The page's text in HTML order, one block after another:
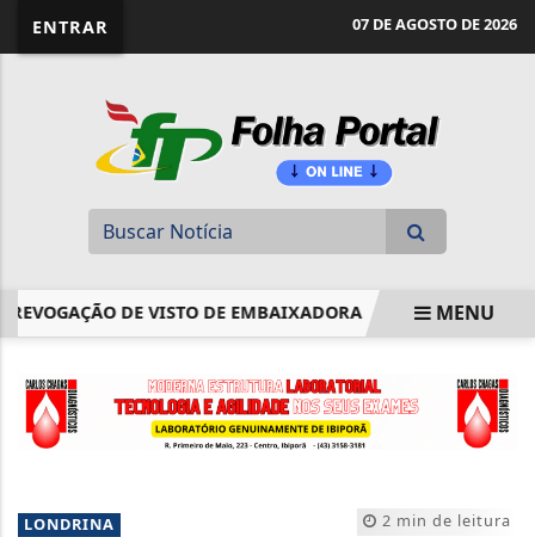
ENTRAR 07 DE AGOSTO DE 2026
DE VISTO DE EMBAIXADORA DINO ACIONA PF
MENU
2 min de leitura
LONDRINA